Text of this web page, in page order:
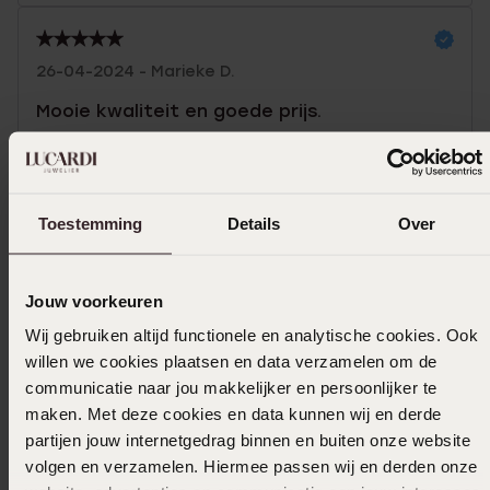
Toestemming Details Over
Jouw voorkeuren
Wij gebruiken altijd functionele en analytische cookies. Ook
willen we cookies plaatsen en data verzamelen om de
communicatie naar jou makkelijker en persoonlijker te
maken. Met deze cookies en data kunnen wij en derde
partijen jouw internetgedrag binnen en buiten onze website
volgen en verzamelen. Hiermee passen wij en derden onze
26-04-2024 - Marieke D.
Mooie kwaliteit en goede prijs.
In winkelmand
Ook leuk voor jou